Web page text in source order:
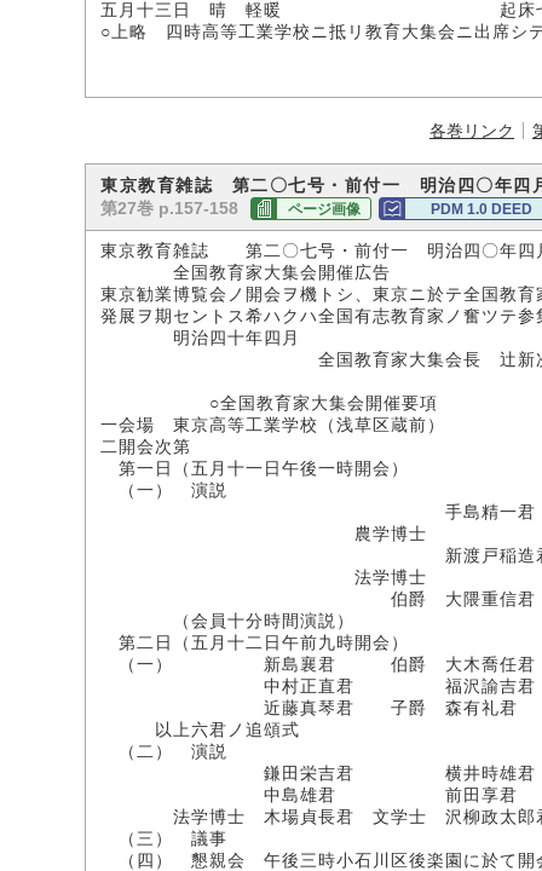
五月十三日 晴 軽暖 起床七時
○上略 四時高等工業学校ニ抵リ教育大集会ニ出席シ
各巻リンク
東京教育雑誌 第二〇七号・前付一 明治四〇年四
第27巻 p.157-158 ページ画像 PDM 1.0 DEED
東京教育雑誌 第二〇七号・前付一 明治四〇年四
全国教育家大集会開催広告
東京勧業博覧会ノ開会ヲ機トシ、東京ニ於テ全国教
発展ヲ期セントス希ハクハ全国有志教育家ノ奮ツテ
明治四十年四月
全国教育家大集会長 辻新
○全国教育家大集会開催要項
一会場 東京高等工業学校（浅草区蔵前）
二開会次第
第一日（五月十一日午後一時開会）
（一） 演説
手島精一君
農学博士
新渡戸稲造
法学博士
伯爵 大隈重信君
（会員十分時間演説）
第二日（五月十二日午前九時開会）
（一） 新島襄君 伯爵 大木喬任君
中村正直君 福沢諭吉君
近藤真琴君 子爵 森有礼君
以上六君ノ追頌式
（二） 演説
鎌田栄吉君 横井時雄君
中島雄君 前田享君
法学博士 木場貞長君 文学士 沢柳政太郎
（三） 議事
（四） 懇親会 午後三時小石川区後楽園に於て開